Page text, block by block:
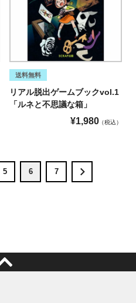
送料無料
リアル脱出ゲームブックvol.1
「ルネと不思議な箱」
¥1,980 税込
5 6 7